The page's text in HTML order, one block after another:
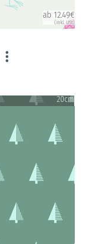
ab 12.49€
(inkl. USt)
20cm